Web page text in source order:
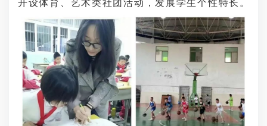
开设体育、艺术类社团活动，发展学生个性特长。